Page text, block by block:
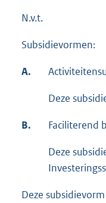
N.v.t.
Subsidievormen:
A.
Deze
B. Faciliterend
Deze
Deze